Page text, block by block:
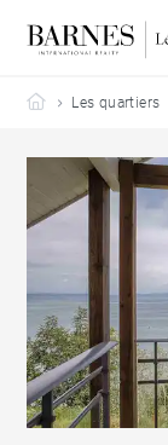
Barnes Leman
Les quartiers